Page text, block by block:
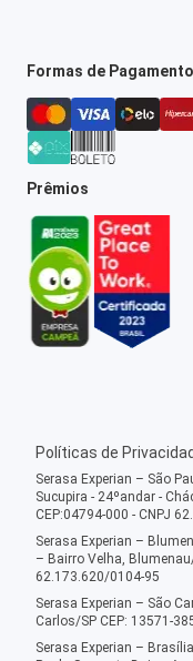
Formas de Pagamento
Prêmios
Políticas de
Serasa Experian – São
Sucupira - 24ºandar -
CEP:04794-000 - CNPJ
Serasa Experian –
– Bairro Velha,
62.173.620/0104-95
Serasa Experian – São
Carlos/SP CEP: 13571-
Serasa Experian –